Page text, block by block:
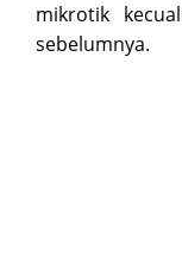
mikrotik
sebelumnya.